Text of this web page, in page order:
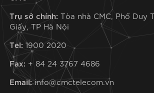
Trụ sở chính:
Tòa nhà CMC, Phố Duy
Giấy, TP Hà Nội
Tel: 1900 2020
Fax: + 84 24 3767 4686
Email:info@cmctelecom.vn
Hạ tầng
Center:
toán hiệu